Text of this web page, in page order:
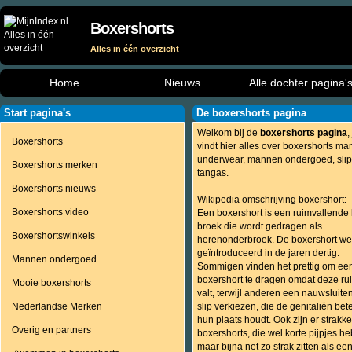
Boxershorts
Alles in één overzicht
Home Nieuws Alle dochter pagina's
Start pagina's
Boxershorts
Boxershorts merken
Boxershorts nieuws
Boxershorts video
Boxershortswinkels
Mannen ondergoed
Mooie boxershorts
Nederlandse Merken
Overig en partners
De boxershorts pagina
Welkom bij de boxershorts pagina
vindt hier alles over boxershorts
underwear, mannen ondergoed,
tangas.
Wikipedia omschrijving boxershort:
Een boxershort is een ruimvallende
broek die wordt gedragen als
herenonderbroek. De boxershort
geïntroduceerd in de jaren dertig.
Sommigen vinden het prettig om
boxershort te dragen omdat deze
valt, terwijl anderen een
slip verkiezen, die de genitaliën
hun plaats houdt. Ook zijn er
boxershorts, die wel korte pijpjes
maar bijna net zo strak zitten als